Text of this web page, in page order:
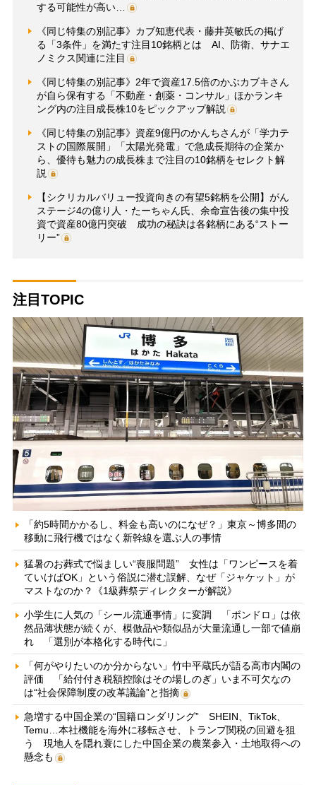
する可能性が高い…
《同じ特集の別記事》カブ知恵代表・藤井英敏氏の掲げ
る「3条件」を満たす注目10銘柄とは AI、防衛、サナエ
ノミクス関連に注目
《同じ特集の別記事》2年で資産17.5倍のかぶカブキさん
が自ら保有する「不動産・創薬・コンサル」ほかランキ
ング内の注目成長株10をピックアップ解説
《同じ特集の別記事》資産9億円のかんちさんが「学力テ
ストの国際展開」「太陽光発電」で急成長期待の企業か
ら、優待も魅力の成長株まで注目の10銘柄をセレクト解
説
【シクリカルバリュー投資向きの有望5銘柄を公開】がん
ステージ4の億り人・たーちゃん氏、余命宣告後の集中投
資で資産80億円突破 成功の秘訣は各銘柄にある“ストー
リー”
注目TOPIC
「約5時間かかるし、料金も高いのになぜ？」東京～博多間の
移動に飛行機ではなく新幹線を選ぶ人の事情
猛暑のお葬式で悩ましい“喪服問題” 女性は「ワンピースを着
ていけばOK」という俗説に潜む誤解、なぜ「ジャケット」が
マストなのか？《1級葬祭ディレクターが解説》
小学生に人気の「シール流通事情」に変調 「ボンドロ」は依
然品薄状態が続くが、模倣品や類似品が大量流通し一部で値崩
れ 「選別が本格化する時代に」
「何がやりたいのか分からない」竹中平蔵氏が語る高市内閣の
評価 「給付付き税額控除はその場しのぎ」いま不可欠なの
は“社会保障制度の改革議論”と指摘
急増する中国企業の“国籍ロンダリング” SHEIN、TikTok、
Temu…本社機能を海外に移転させ、トランプ関税の回避を狙
う 現地人を隠れ蓑にした中国企業の農業参入・土地取得への
懸念も